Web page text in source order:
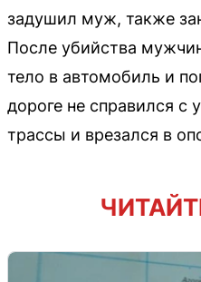
задушил муж, также
После убийства
тело в автомобиль и
дороге не справился с
трассы и врезался в